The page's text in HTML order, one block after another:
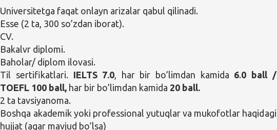
Universitetga faqat onlayn arizalar qabul qilinadi.
Esse (2 ta, 300 so’zdan iborat).
CV.
Bakalvr diplomi.
Baholar/ diplom ilovasi.
Til sertifikatlari. IELTS 7.0 , har bir bo’limdan kamida 6.0 ball /
TOEFL 100 ball, har bir bo’limdan kamida 20 ball.
2 ta tavsiyanoma.
Boshqa akademik yoki professional yutuqlar va mukofotlar haqidagi
hujjat (agar mavjud bo’lsa)